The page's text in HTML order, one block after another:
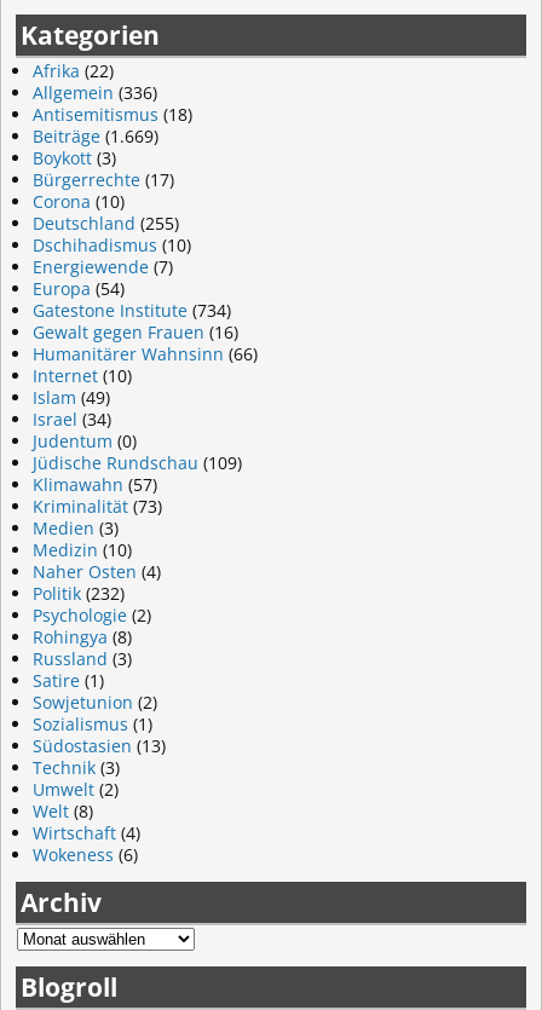
Kategorien
Afrika (22)
Allgemein (336)
Antisemitismus (18)
Beiträge (1.669)
Boykott (3)
Bürgerrechte (17)
Corona (10)
Deutschland (255)
Dschihadismus (10)
Energiewende (7)
Europa (54)
Gatestone Institute (734)
Gewalt gegen Frauen (16)
Humanitärer Wahnsinn (66)
Internet (10)
Islam (49)
Israel (34)
Judentum (0)
Jüdische Rundschau (109)
Klimawahn (57)
Kriminalität (73)
Medien (3)
Medizin (10)
Naher Osten (4)
Politik (232)
Psychologie (2)
Rohingya (8)
Russland (3)
Satire (1)
Sowjetunion (2)
Sozialismus (1)
Südostasien (13)
Technik (3)
Umwelt (2)
Welt (8)
Wirtschaft (4)
Wokeness (6)
Archiv
Blogroll